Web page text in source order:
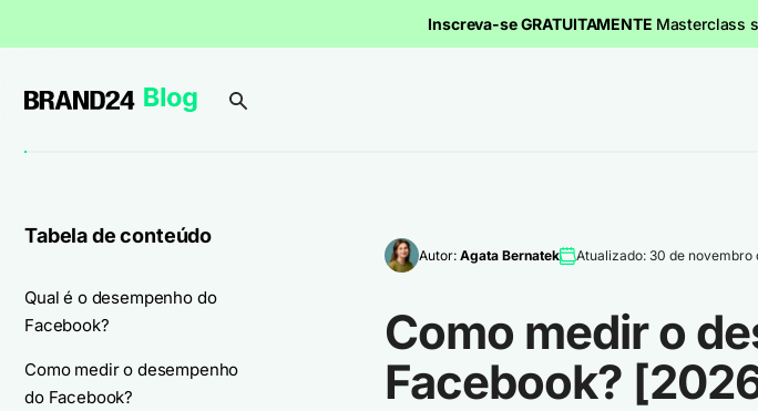
Inscreva-se GRATUITAMENTE Masterclass
Tabela de conteúdo
Qual é o desempenho do
Facebook?
Como medir o desempenho
do Facebook?
Autor: Agata Bernatek Atualizado: 30 de novembro
Como medir o
Facebook?